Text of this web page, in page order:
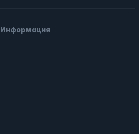
Информация